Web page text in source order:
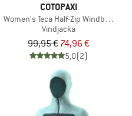
COTOPAXI
Women's Teca Half-Zip Windbreaker
Vindjacka
99,95 € 74,96 €
5,0(2)